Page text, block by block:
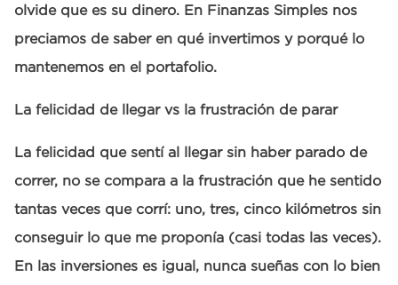
olvide que es su dinero. En Finanzas Simples nos
preciamos de saber en qué invertimos y porqué lo
mantenemos en el portafolio.
La felicidad de llegar vs la frustración de parar
La felicidad que sentí al llegar sin haber parado de
correr, no se compara a la frustración que he sentido
tantas veces que corrí: uno, tres, cinco kilómetros sin
conseguir lo que me proponía (casi todas las veces).
En las inversiones es igual, nunca sueñas con lo bien